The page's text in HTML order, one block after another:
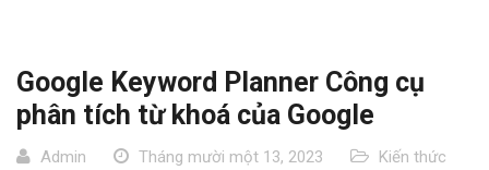
Google Keyword Planner Công cụ
phân tích từ khoá của Google
Admin Tháng mười một 13, 2023 Kiến thức